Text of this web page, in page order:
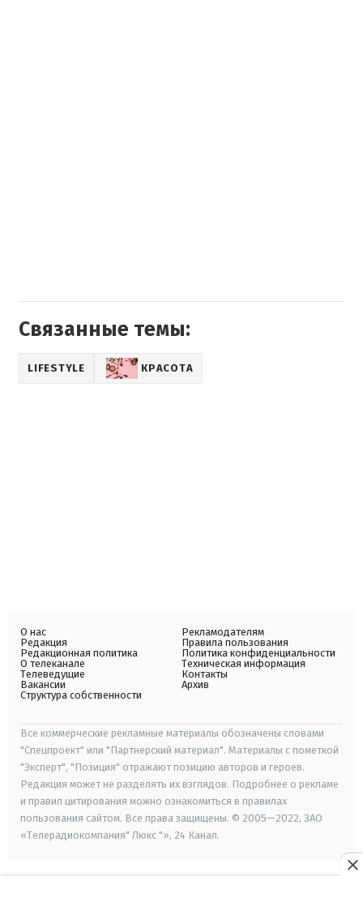
Связанные темы:
LIFESTYLE КРАСОТА
О нас
Редакция
Редакционная политика
О телеканале
Телеведущие
Вакансии
Структура собственности
Рекламодателям
Правила пользования
Политика конфиденциальности
Техническая информация
Контакты
Архив
Все коммерческие рекламные материалы обозначены словами
"Спецпроект" или "Партнерский материал". Материалы с пометкой
"Эксперт", "Позиция" отражают позицию авторов и героев.
Редакция может не разделять их взглядов. Подробнее о рекламе
и правил цитирования можно ознакомиться в правилах
пользования сайтом. Все права защищены. © 2005—2022, ЗАО
«Телерадиокомпания" Люкс "», 24 Канал.